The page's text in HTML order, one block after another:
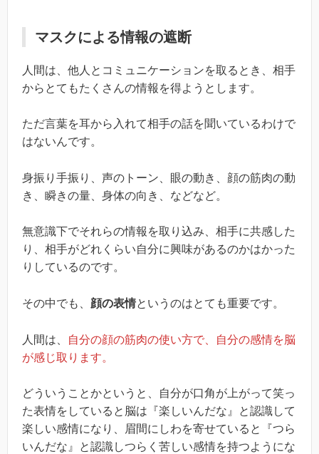
マスクによる情報の遮断
人間は、他人とコミュニケーションを取るとき、相手
からとてもたくさんの情報を得ようとします。
ただ言葉を耳から入れて相手の話を聞いているわけで
はないんです。
身振り手振り、声のトーン、眼の動き、顔の筋肉の動
き、瞬きの量、身体の向き、などなど。
無意識下でそれらの情報を取り込み、相手に共感した
り、相手がどれくらい自分に興味があるのかはかった
りしているのです。
その中でも、 顔の表情というのはとても重要です。
人間は、
自分の顔の筋肉の使い方で、自分の感情を脳
が感じ取ります。
どういうことかというと、自分が口角が上がって笑っ
た表情をしていると脳は『楽しいんだな』と認識して
楽しい感情になり、眉間にしわを寄せていると『つら
いんだな』と認識しつらく苦しい感情を持つようにな